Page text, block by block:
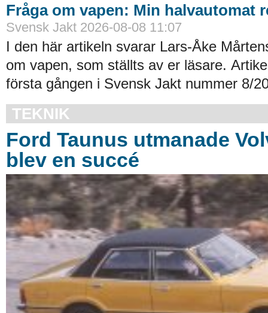
Fråga om vapen: Min halvautomat
Svensk Jakt 2026-08-08 11:07
I den här artikeln svarar Lars-Åke
om vapen, som ställts av er läsare.
första gången i Svensk Jakt nummer 8/
TEKNIK
Ford Taunus utmanade
blev en succé